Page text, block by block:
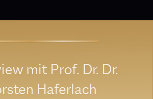
mit Prof. Dr. Dr.
Haferlach